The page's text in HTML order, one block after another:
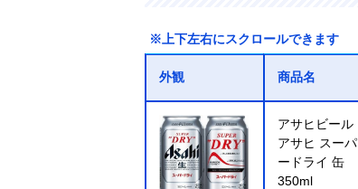
※上下左右にスクロールできます
外観 商品名
アサヒビール
アサヒ スーパ
ードライ 缶
350ml